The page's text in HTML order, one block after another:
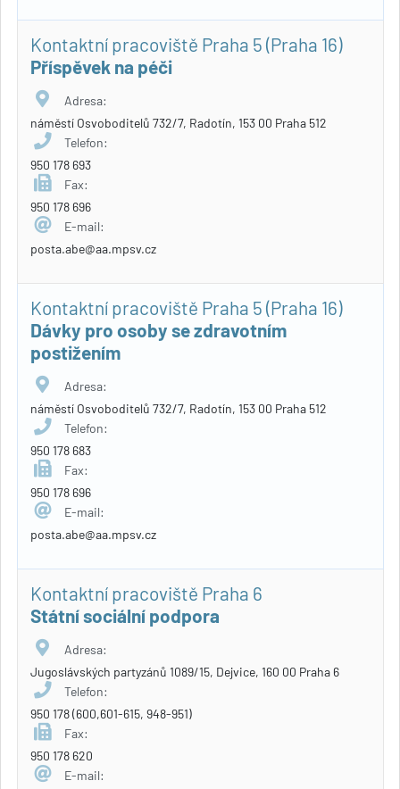
Kontaktní pracoviště Praha 5 (Praha 16)
Příspěvek na péči
Adresa:
náměstí Osvoboditelů 732/7, Radotín, 153 00 Praha 512
Telefon:
950 178 693
Fax:
950 178 696
E-mail:
posta.abe@aa.mpsv.cz
Kontaktní pracoviště Praha 5 (Praha 16)
Dávky pro osoby se zdravotním
postižením
Adresa:
náměstí Osvoboditelů 732/7, Radotín, 153 00 Praha 512
Telefon:
950 178 683
Fax:
950 178 696
E-mail:
posta.abe@aa.mpsv.cz
Kontaktní pracoviště Praha 6
Státní sociální podpora
Adresa:
Jugoslávských partyzánů 1089/15, Dejvice, 160 00 Praha 6
Telefon:
950 178 (600,601-615, 948-951)
Fax:
950 178 620
E-mail: